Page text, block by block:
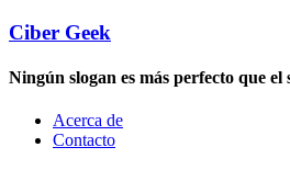
Ciber Geek
Ningún slogan es más perfecto que el
Acerca de
Contacto